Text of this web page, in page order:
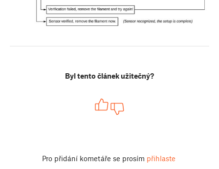
Byl tento článek užitečný?
Pro přidání kometáře se prosím přihlaste